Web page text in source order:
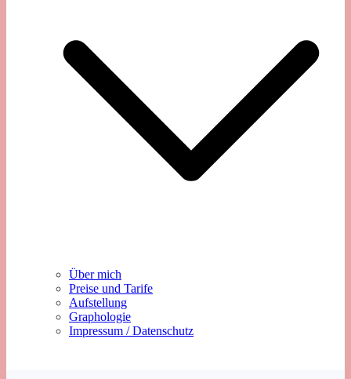
Über mich
Preise und Tarife
Aufstellung
Graphologie
Impressum / Datenschutz